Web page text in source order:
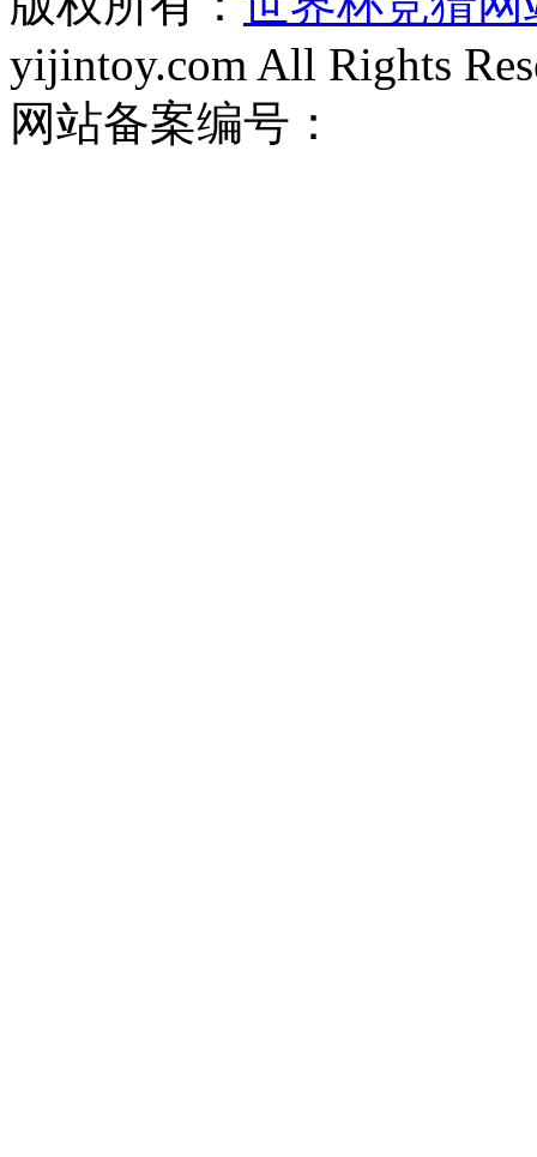
yijintoy.com All Rights
网站备案编号：